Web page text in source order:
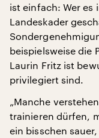
ist einfach: Wer es
Landeskader
beispielsweise die
Laurin Fritz ist
privilegiert sind.
„Manche
trainieren dürfen,
ein bisschen